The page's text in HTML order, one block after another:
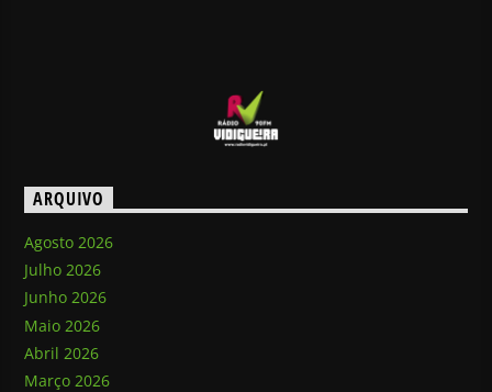
ARQUIVO
Agosto 2026
Julho 2026
Junho 2026
Maio 2026
Abril 2026
Março 2026